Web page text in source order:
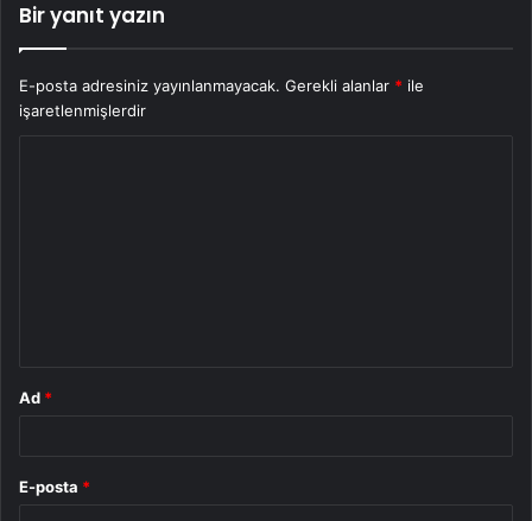
Bir yanıt yazın
E-posta adresiniz yayınlanmayacak. Gerekli alanlar * ile
işaretlenmişlerdir
Ad *
E-posta *